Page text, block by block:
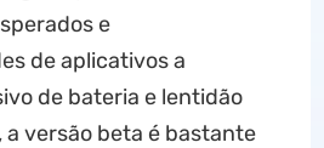
e
de aplicativos a
de bateria e lentidão
a versão beta é bastante